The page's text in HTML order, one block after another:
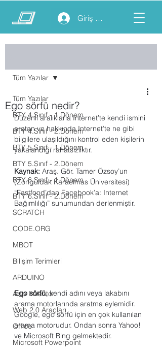
Giriş yap
Tüm Yazılar
BTY 4.Sınıf - 1.Dönem
BTY 4.Sınıf - 2.Dönem
BTY 5.Sınıf - 1.Dönem
BTY 5.Sınıf - 2.Dönem
BTY 6.Sınıf - 1.Dönem
BTY 6.Sınıf - 2.Dönem
SCRATCH
CODE.ORG
MBOT
Bilişim Terimleri
ARDUINO
App Inventor
Web 2.0 Araçları
Office
Microsoft Powerpoint
Tüm Yazılar
Ego sörfü nedir?
Düzenli aralıklarla Internet’te kendi ismini
aratan ve hakkında Internet’te ne gibi
bilgilere ulaşıldığını kontrol eden kişilerin
yakalandığı rahatsızlıktır.
Kaynak: Araş. Gör. Tamer Özsoy’un
(Zonguldak Karaelmas Üniversitesi)
“Fastfood’dan Facebook’a: Internet
Bağımlılığı” sunumundan derlenmiştir.
Ego sörfü, kendi adını veya lakabını
arama motorlarında aratma eylemidir.
Google, ego sörfü için en çok kullanılan
arama motorudur. Ondan sonra Yahoo!
ve Microsoft Bing gelmektedir.